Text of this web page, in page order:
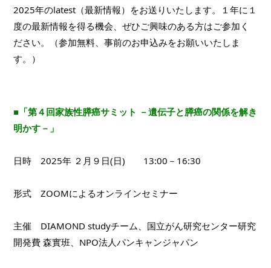
2025年のlatest（最新情報）をお送りいたします。１年に１
度の最新情報を得る機会、ぜひご興味のある方はご参加く
ださい。（参加無料、事前のお申込みをお願いいたしま
す。）
■「第４回家族性膵癌サミット －遺伝子と膵癌の関係を解き
明かす－」
日時　2025年 ２月９日(日)　　13:00－16:30
形式　ZOOMによるオンラインセミナー
主催　DIAMOND studyチーム、国立がん研究センター研究
開発費 森實班、NPO法人パンキャンジャパン